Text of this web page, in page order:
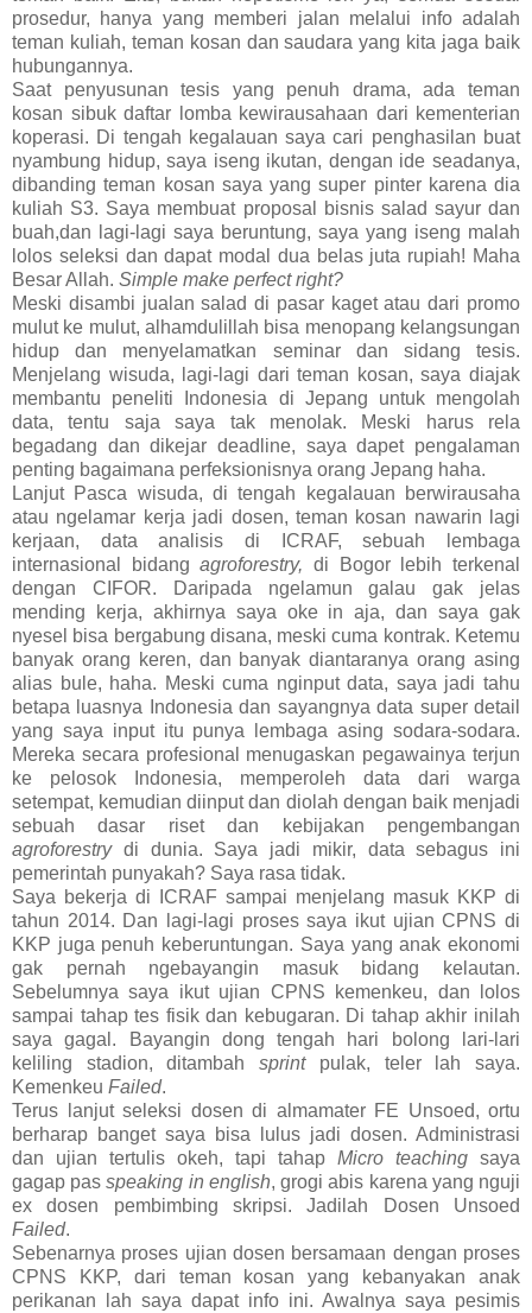
prosedur, hanya yang memberi jalan melalui info adalah
teman kuliah, teman kosan dan saudara yang kita jaga baik
hubungannya.
Saat penyusunan tesis yang penuh drama, ada teman
kosan sibuk daftar lomba kewirausahaan dari kementerian
koperasi. Di tengah kegalauan saya cari penghasilan buat
nyambung hidup, saya iseng ikutan, dengan ide seadanya,
dibanding teman kosan saya yang super pinter karena dia
kuliah S3. Saya membuat proposal bisnis salad sayur dan
buah,dan lagi-lagi saya beruntung, saya yang iseng malah
lolos seleksi dan dapat modal dua belas juta rupiah! Maha
Besar Allah. Simple make perfect right?
Meski disambi jualan salad di pasar kaget atau dari promo
mulut ke mulut, alhamdulillah bisa menopang kelangsungan
hidup dan menyelamatkan seminar dan sidang tesis.
Menjelang wisuda, lagi-lagi dari teman kosan, saya diajak
membantu peneliti Indonesia di Jepang untuk mengolah
data, tentu saja saya tak menolak. Meski harus rela
begadang dan dikejar deadline, saya dapet pengalaman
penting bagaimana perfeksionisnya orang Jepang haha.
Lanjut Pasca wisuda, di tengah kegalauan berwirausaha
atau ngelamar kerja jadi dosen, teman kosan nawarin lagi
kerjaan, data analisis di ICRAF, sebuah lembaga
internasional bidangagroforestry, di Bogor lebih terkenal
dengan CIFOR. Daripada ngelamun galau gak jelas
mending kerja, akhirnya saya oke in aja, dan saya gak
nyesel bisa bergabung disana, meski cuma kontrak. Ketemu
banyak orang keren, dan banyak diantaranya orang asing
alias bule, haha. Meski cuma nginput data, saya jadi tahu
betapa luasnya Indonesia dan sayangnya data super detail
yang saya input itu punya lembaga asing sodara-sodara.
Mereka secara profesional menugaskan pegawainya terjun
ke pelosok Indonesia, memperoleh data dari warga
setempat, kemudian diinput dan diolah dengan baik menjadi
sebuah dasar riset dan kebijakan pengembangan
agroforestrydi dunia. Saya jadi mikir, data sebagus ini
pemerintah punyakah? Saya rasa tidak.
Saya bekerja di ICRAF sampai menjelang masuk KKP di
tahun 2014. Dan lagi-lagi proses saya ikut ujian CPNS di
KKP juga penuh keberuntungan. Saya yang anak ekonomi
gak pernah ngebayangin masuk bidang kelautan.
Sebelumnya saya ikut ujian CPNS kemenkeu, dan lolos
sampai tahap tes fisik dan kebugaran. Di tahap akhir inilah
saya gagal. Bayangin dong tengah hari bolong lari-lari
keliling stadion, ditambahsprint pulak, teler lah saya.
Kemenkeu Failed.
Terus lanjut seleksi dosen di almamater FE Unsoed, ortu
berharap banget saya bisa lulus jadi dosen. Administrasi
dan ujian tertulis okeh, tapi tahap Micro teaching saya
gagap passpeaking in english, grogi abis karena yang nguji
ex dosen pembimbing skripsi. Jadilah Dosen Unsoed
Failed.
Sebenarnya proses ujian dosen bersamaan dengan proses
CPNS KKP, dari teman kosan yang kebanyakan anak
perikanan lah saya dapat info ini. Awalnya saya pesimis